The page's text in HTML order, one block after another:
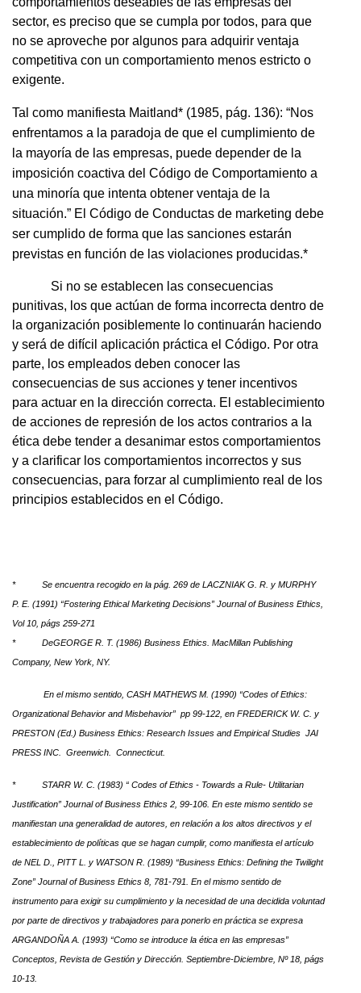
sector, es preciso que se cumpla por todos, para que
no se aproveche por algunos para adquirir ventaja
competitiva con un comportamiento menos estricto o
exigente.
Tal como manifiesta Maitland* (1985, pág. 136): “Nos
enfrentamos a la paradoja de que el cumplimiento de
la mayoría de las empresas, puede depender de la
imposición coactiva del Código de Comportamiento a
una minoría que intenta obtener ventaja de la
situación.” El Código de Conductas de marketing debe
ser cumplido de forma que las sanciones estarán
previstas en función de las violaciones producidas.*
Si no se establecen las consecuencias
punitivas, los que actúan de forma incorrecta dentro de
la organización posiblemente lo continuarán haciendo
y será de difícil aplicación práctica el Código. Por otra
parte, los empleados deben conocer las
consecuencias de sus acciones y tener incentivos
para actuar en la dirección correcta. El establecimiento
de acciones de represión de los actos contrarios a la
ética debe tender a desanimar estos comportamientos
y a clarificar los comportamientos incorrectos y sus
consecuencias, para forzar al cumplimiento real de los
principios establecidos en el Código.
* Se encuentra recogido en la pág. 269 de LACZNIAK G. R. y MURPHY
P. E. (1991) “Fostering Ethical Marketing Decisions” Journal of Business Ethics,
Vol 10, págs 259-271
* DeGEORGE R. T. (1986) Business Ethics. MacMillan Publishing
Company, New York, NY.
En el mismo sentido, CASH MATHEWS M. (1990) “Codes of Ethics:
Organizational Behavior and Misbehavior” pp 99-122, en FREDERICK W. C. y
PRESTON (Ed.) Business Ethics: Research Issues and Empirical Studies JAI
PRESS INC. Greenwich. Connecticut.
* STARR W. C. (1983) “ Codes of Ethics - Towards a Rule- Utilitarian
Justification” Journal of Business Ethics 2, 99-106. En este mismo sentido se
manifiestan una generalidad de autores, en relación a los altos directivos y el
establecimiento de políticas que se hagan cumplir, como manifiesta el artículo
de NEL D., PITT L. y WATSON R. (1989) “Business Ethics: Defining the Twilight
Zone” Journal of Business Ethics 8, 781-791. En el mismo sentido de
instrumento para exigir su cumplimiento y la necesidad de una decidida voluntad
por parte de directivos y trabajadores para ponerlo en práctica se expresa
ARGANDOÑA A. (1993) “Como se introduce la ética en las empresas”
Conceptos, Revista de Gestión y Dirección. Septiembre-Diciembre, Nº 18, págs
10-13.